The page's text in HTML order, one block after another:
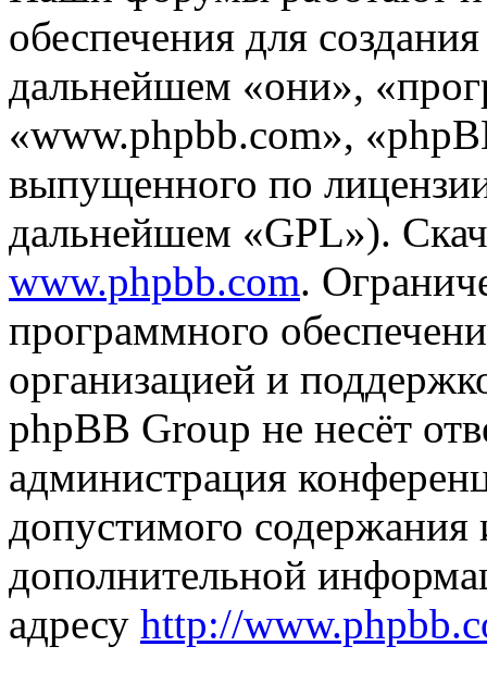
обеспечения для
дальнейшем «они»,
«www.phpbb.com»,
выпущенного по
дальнейшем «GPL»).
www.phpbb.com.
программного
организацией и
phpBB Group не несёт
администрация
допустимого
дополнительной
адресу http://